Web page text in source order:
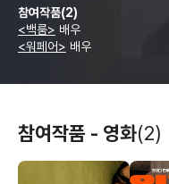
참여작품(2)
<백룸> 배우
<워페어> 배우
참여작품 - 영화(2)